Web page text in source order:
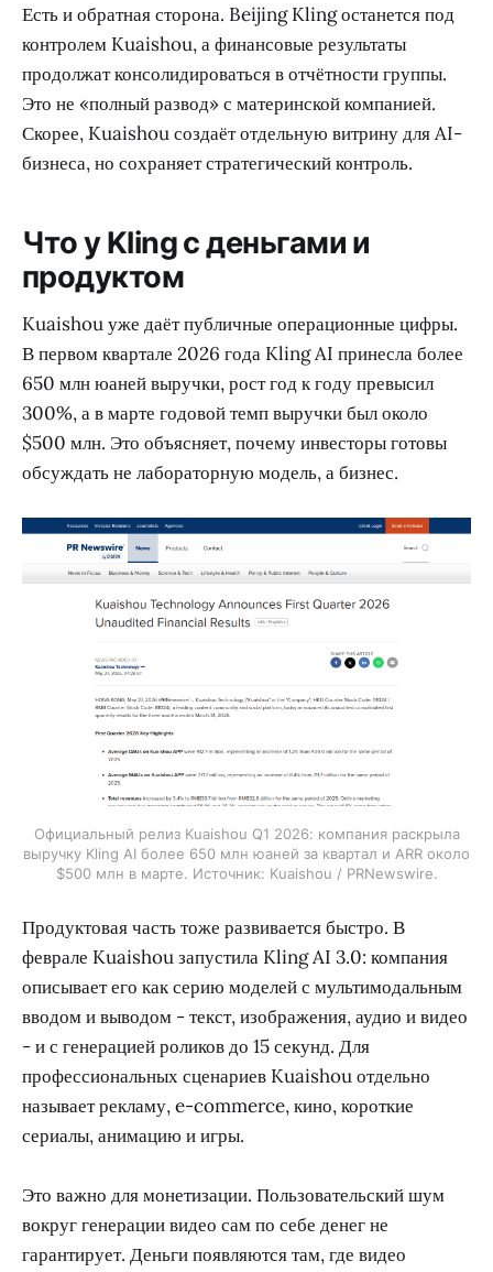
Есть и обратная сторона. Beijing Kling останется под
контролем Kuaishou, а финансовые результаты
продолжат консолидироваться в отчётности группы.
Это не «полный развод» с материнской компанией.
Скорее, Kuaishou создаёт отдельную витрину для AI-
бизнеса, но сохраняет стратегический контроль.
Что у Kling с деньгами и
продуктом
Kuaishou уже даёт публичные операционные цифры.
В первом квартале 2026 года Kling AI принесла более
650 млн юаней выручки, рост год к году превысил
300%, а в марте годовой темп выручки был около
$500 млн. Это объясняет, почему инвесторы готовы
обсуждать не лабораторную модель, а бизнес.
Официальный релиз Kuaishou Q1 2026: компания раскрыла
выручку Kling AI более 650 млн юаней за квартал и ARR около
$500 млн в марте. Источник: Kuaishou / PRNewswire.
Продуктовая часть тоже развивается быстро. В
феврале Kuaishou запустила Kling AI 3.0: компания
описывает его как серию моделей с мультимодальным
вводом и выводом - текст, изображения, аудио и видео
- и с генерацией роликов до 15 секунд. Для
профессиональных сценариев Kuaishou отдельно
называет рекламу, e-commerce, кино, короткие
сериалы, анимацию и игры.
Это важно для монетизации. Пользовательский шум
вокруг генерации видео сам по себе денег не
гарантирует. Деньги появляются там, где видео